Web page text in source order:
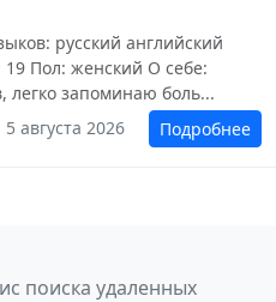
русский английский
19 Пол: женский О себе:
легко запоминаю боль...
5 августа 2026
Подробнее
поиска удаленных